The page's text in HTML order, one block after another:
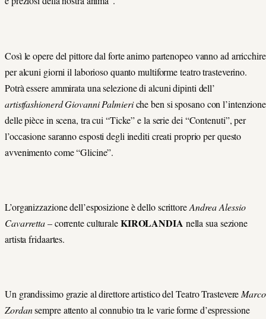
Così le opere del pittore dal forte animo partenopeo vanno ad arricchire
per alcuni giorni il laborioso quanto multiforme teatro trasteverino.
Potrà essere ammirata una selezione di alcuni dipinti dell’
artistfashionerd Giovanni Palmieriche ben si sposano con l’intenzione
delle pièce in scena, tra cui “Ticke” e la serie dei “Contenuti”, per
l’occasione saranno esposti degli inediti creati proprio per questo
avvenimento come “Glicine”.
L’organizzazione dell’esposizione è dello scrittoreAndrea Alessio
Cavarretta– corrente culturaleKIROLANDIA nella sua sezione
artista fridaartes.
Un grandissimo grazie al direttore artistico del Teatro TrastevereMarco
Zordansempre attento al connubio tra le varie forme d’espressione